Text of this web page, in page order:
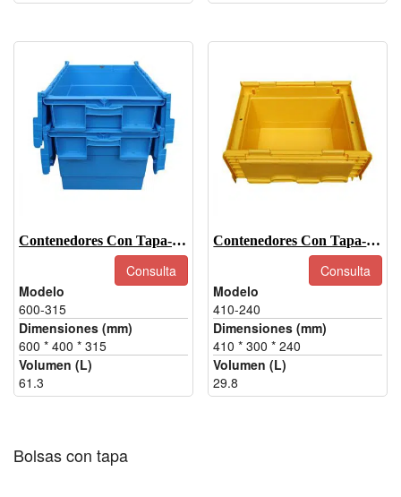
Contenedores Con Tapa-600-315
Consulta
Modelo
600-315
Dimensiones (mm)
600 * 400 * 315
Volumen (L)
61.3
Contenedores Con Tapa-410-240
Consulta
Modelo
410-240
Dimensiones (mm)
410 * 300 * 240
Volumen (L)
29.8
Bolsas con tapa